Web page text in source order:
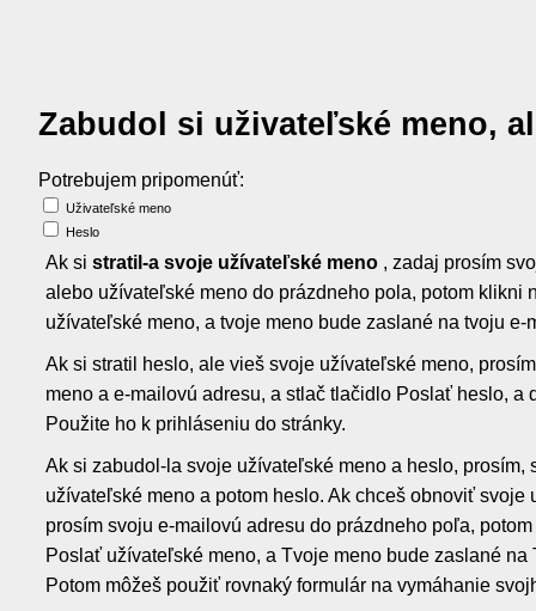
Zabudol si uživateľské meno,
Potrebujem pripomenúť:
Uživateľské meno
Heslo
Ak si stratil-a svoje užívateľské meno , zadaj prosím
alebo užívateľské meno do prázdneho pola, potom klikni
užívateľské meno, a tvoje meno bude zaslané na tvoju e-
Ak si stratil heslo, ale vieš svoje užívateľské meno,
meno a e-mailovú adresu, a stlač tlačidlo Poslať heslo, a
Použite ho k prihláseniu do stránky.
Ak si zabudol-la svoje užívateľské meno a heslo, prosím,
užívateľské meno a potom heslo. Ak chceš obnoviť svoje
prosím svoju e-mailovú adresu do prázdneho poľa,
Poslať užívateľské meno, a Tvoje meno bude zaslané na
Potom môžeš použiť rovnaký formulár na vymáhanie